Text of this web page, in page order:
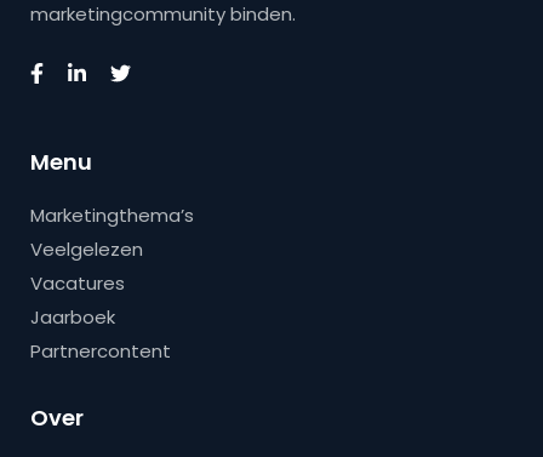
marketingcommunity binden.
Menu
Marketingthema’s
Veelgelezen
Vacatures
Jaarboek
Partnercontent
Over